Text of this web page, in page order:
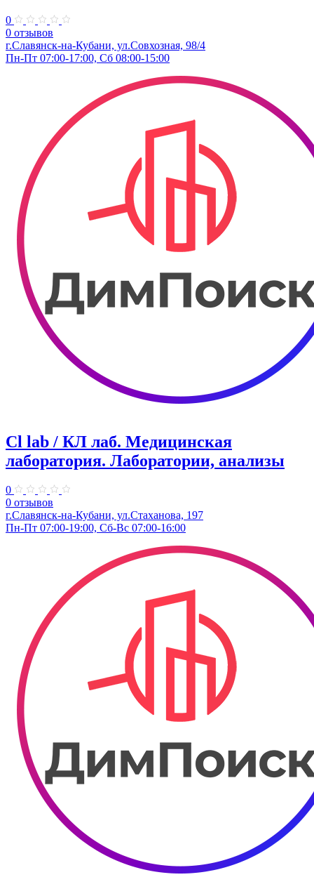
0
0 отзывов
г.Славянск-на-Кубани, ул.​Совхозная, 98/4​
Пн-Пт 07:00-17:00, Сб 08:00-15:00
Cl lab / КЛ лаб. ​Медицинская
лаборатория. Лаборатории, анализы
0
0 отзывов
г.Славянск-на-Кубани, ул.​Стаханова, 197​
Пн-Пт 07:00-19:00, Сб-Вс 07:00-16:00